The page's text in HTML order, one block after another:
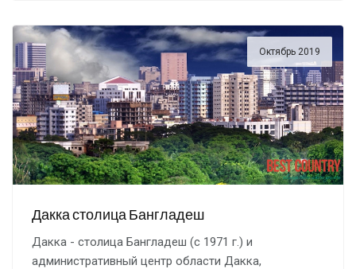
Октябрь 2019
Дакка столица Бангладеш
Дакка - столица Бангладеш (с 1971 г.) и
административный центр области Дакка,